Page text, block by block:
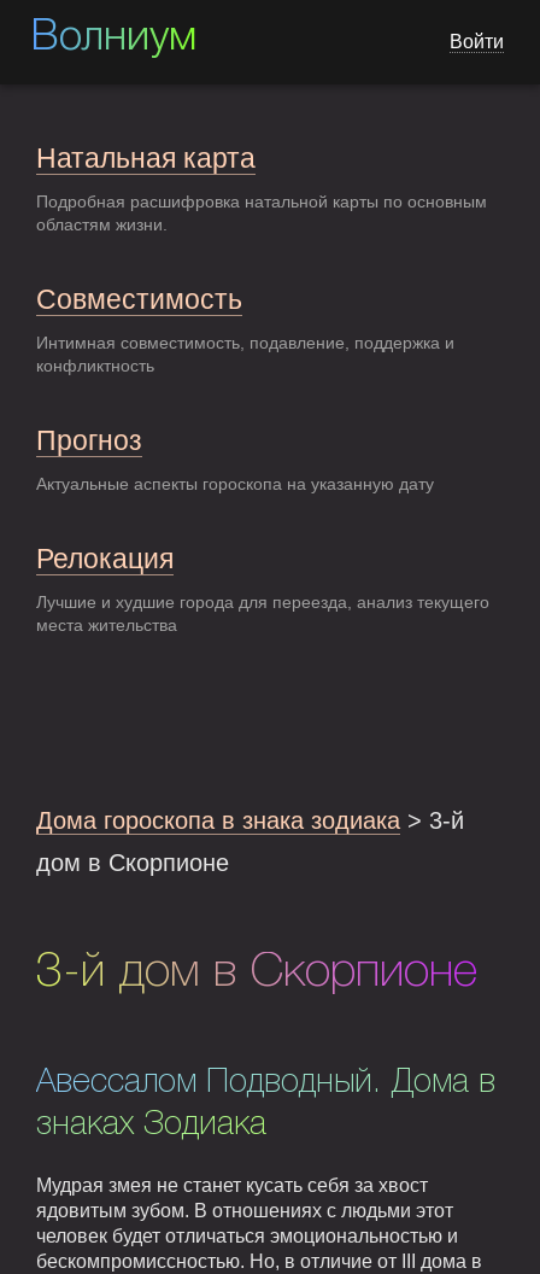
Волниум Войти
Натальная карта
Подробная расшифровка натальной карты по основным
областям жизни.
Совместимость
Интимная совместимость, подавление, поддержка и
конфликтность
Прогноз
Актуальные аспекты гороскопа на указанную дату
Релокация
Лучшие и худшие города для переезда, анализ текущего
места жительства
Дома гороскопа в знака зодиака > 3-й
дом в Скорпионе
3-й дом в Скорпионе
Авессалом Подводный. Дома в
знаках Зодиака
Мудрая змея не станет кусать себя за хвост
ядовитым зубом. В отношениях с людьми этот
человек будет отличаться эмоциональностью и
бескомпромиссностью. Но, в отличие от III дома в